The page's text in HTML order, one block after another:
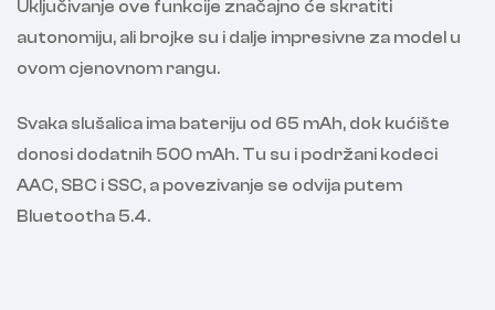
Uključivanje ove funkcije značajno će skratiti
autonomiju, ali brojke su i dalje impresivne za model u
ovom cjenovnom rangu.
Svaka slušalica ima bateriju od 65 mAh, dok kućište
donosi dodatnih 500 mAh. Tu su i podržani kodeci
AAC, SBC i SSC, a povezivanje se odvija putem
Bluetootha 5.4.